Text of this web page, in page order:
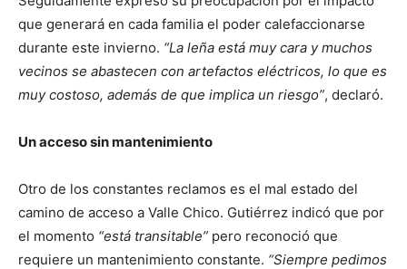
que generará en cada familia el poder calefaccionarse
durante este invierno. “La leña está muy cara y muchos
vecinos se abastecen con artefactos eléctricos, lo que es
muy costoso, además de que implica un riesgo”, declaró.
Un acceso sin mantenimiento
Otro de los constantes reclamos es el mal estado del
camino de acceso a Valle Chico. Gutiérrez indicó que por
el momento “está transitable” pero reconoció que
requiere un mantenimiento constante. “Siempre pedimos